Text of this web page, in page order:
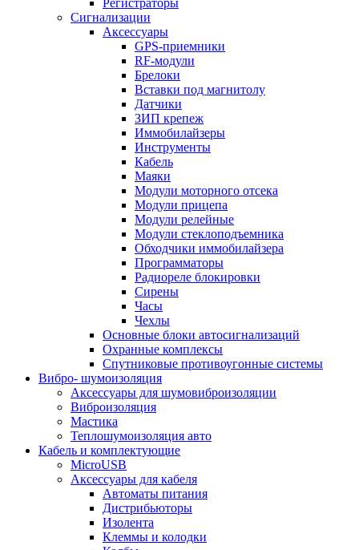
Регистраторы
Сигнализации
Аксессуары
GPS-приемники
RF-модули
Брелоки
Вставки под магнитолу
Датчики
ЗИП крепеж
Иммобилайзеры
Инструменты
Кабель
Маяки
Модули моторного отсека
Модули прицепа
Модули релейные
Модули стеклоподъемника
Обходчики иммобилайзера
Программаторы
Радиореле блокировки
Сирены
Часы
Чехлы
Основные блоки автосигнализаций
Охранные комплексы
Спутниковые противоугонные системы
Вибро- шумоизоляция
Аксессуары для шумовиброизоляции
Виброизоляция
Мастика
Теплошумоизоляция авто
Кабель и комплектующие
MicroUSB
Аксессуары для кабеля
Автоматы питания
Дистрибьюторы
Изолента
Клеммы и колодки